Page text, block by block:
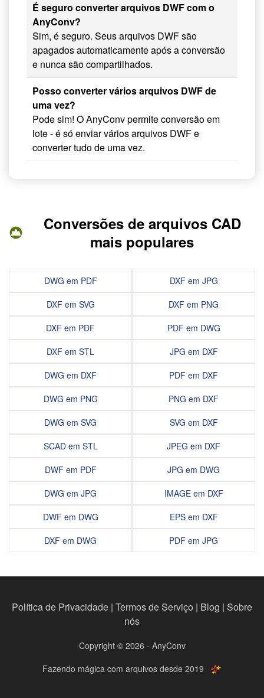
É seguro converter arquivos DWF com o
AnyConv?
Sim, é seguro. Seus arquivos DWF são
apagados automaticamente após a conversão
e nunca são compartilhados.
Posso converter vários arquivos DWF de
uma vez?
Pode sim! O AnyConv permite conversão em
lote - é só enviar vários arquivos DWF e
converter tudo de uma vez.
Conversões de arquivos CAD
mais populares
DWG em PDF
DXF em SVG
DXF em PDF
DXF em STL
DWG em DXF
DWG em PNG
DWG em SVG
SCAD em STL
DWF em PDF
DWG em JPG
DWF em DWG
DXF em DWG
DXF em JPG
DXF em PNG
PDF em DWG
JPG em DXF
PDF em DXF
PNG em DXF
SVG em DXF
JPEG em DXF
JPG em DWG
IMAGE em DXF
EPS em DXF
PDF em JPG
Política de Privacidade | Termos de Serviço | Blog | Sobre
nós
Copyright © 2026 - AnyConv
Fazendo mágica com arquivos desde 2019